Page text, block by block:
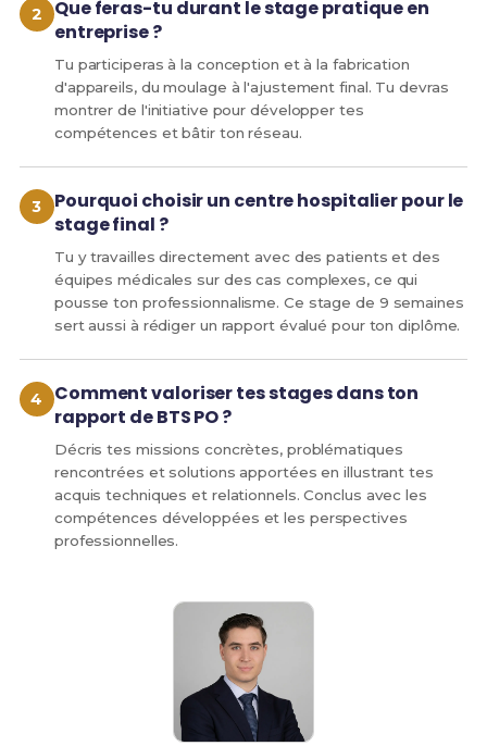
Que feras-tu durant le stage pratique en
entreprise ?
Tu participeras à la conception et à la fabrication
d'appareils, du moulage à l'ajustement final. Tu devras
montrer de l'initiative pour développer tes
compétences et bâtir ton réseau.
Pourquoi choisir un centre hospitalier pour le
stage final ?
Tu y travailles directement avec des patients et des
équipes médicales sur des cas complexes, ce qui
pousse ton professionnalisme. Ce stage de 9 semaines
sert aussi à rédiger un rapport évalué pour ton diplôme.
Comment valoriser tes stages dans ton
rapport de BTS PO ?
Décris tes missions concrètes, problématiques
rencontrées et solutions apportées en illustrant tes
acquis techniques et relationnels. Conclus avec les
compétences développées et les perspectives
professionnelles.